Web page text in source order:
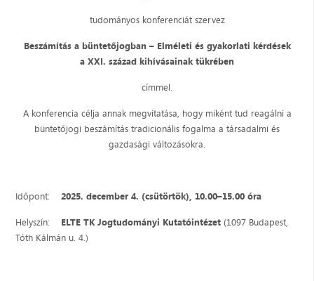
tudományos konferenciát szervez
Beszámítás a büntetőjogban – Elméleti és gyakorlati kérdések
a XXI. század kihívásainak tükrében
címmel.
A konferencia célja annak megvitatása, hogy miként tud reagálni a
büntetőjogi beszámítás tradicionális fogalma a társadalmi és
gazdasági változásokra.
Időpont:2025. december 4. (csütörtök), 10.00–15.00 óra
Helyszín: ELTE TK Jogtudományi Kutatóintézet (1097 Budapest,
Tóth Kálmán u. 4.)